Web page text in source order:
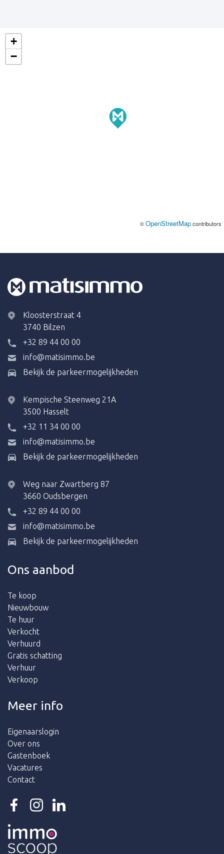
+
−
©OpenStreetMapcontributors
Kloosterstraat 4
3740 Bilzen
+32 89 44 00 00
info@matisimmo.be
Bekijk de parkeermogelijkheden
Kempische Steenweg 21A
3500 Hasselt
+32 11 34 00 00
info@matisimmo.be
Bekijk de parkeermogelijkheden
Weg naar Zwartberg 87
3660 Oudsbergen
+32 89 44 00 00
info@matisimmo.be
Bekijk de parkeermogelijkheden
Ons aanbod
Te koop
Nieuwbouw
Te huur
Verkocht
Verhuurd
Gratis schatting
Verhuur
Verkoop
Meer info
Eigenaarslogin
Over ons
Gastenboek
Vacatures
Contact